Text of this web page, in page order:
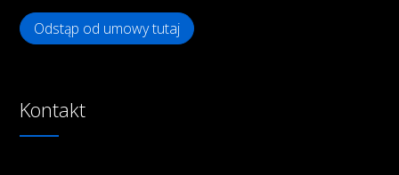
Odstąp od umowy tutaj
Kontakt